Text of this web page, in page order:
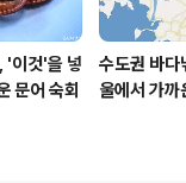
'이것'을 넣
문어 숙회
수도권 바다
울에서 가까